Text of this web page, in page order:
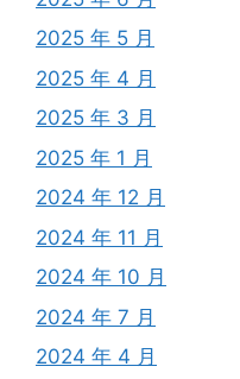
2025 年 5 月
2025 年 4 月
2025 年 3 月
2025 年 1 月
2024 年 12 月
2024 年 11 月
2024 年 10 月
2024 年 7 月
2024 年 4 月